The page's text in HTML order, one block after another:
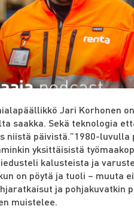
Jari Korhonen
saakka. Sekä teknologia
niistä päivistä.”1980-luvulla
yksittäisistä
kalusteista ja
on pöytä ja tuoli – muuta
ja pohjakuvatkin
muistelee.